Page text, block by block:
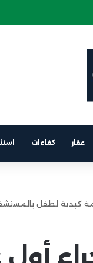
عقار كفاءات
كبدية لطفل